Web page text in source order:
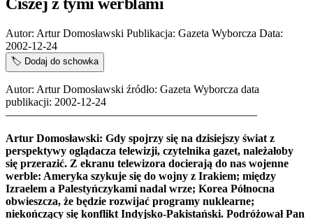
Autor: Artur Domosławski Publikacja: Gazeta Wyborcza Data:
2002-12-24
🏷️ Dodaj do schowka
Autor: Artur Domosławski źródło: Gazeta Wyborcza data
publikacji: 2002-12-24
——————————————————————–
Artur Domosławski: Gdy spojrzy się na dzisiejszy świat z
perspektywy oglądacza telewizji, czytelnika gazet, należałoby
się przerazić. Z ekranu telewizora docierają do nas wojenne
werble: Ameryka szykuje się do wojny z Irakiem; między
Izraelem a Palestyńczykami nadal wrze; Korea Północna
obwieszcza, że będzie rozwijać programy nuklearne;
niekończący się konflikt Indyjsko-Pakistański. Podróżował Pan